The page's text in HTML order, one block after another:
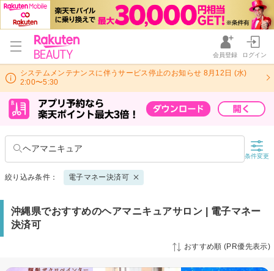
会員登録 ログイン
システムメンテナンスに伴うサービス停止のお知らせ 8月12日 (水)
2:00〜5:30
ヘアマニキュア
条件変更
絞り込み条件： 電子マネー決済可
沖縄県でおすすめのヘアマニキュアサロン | 電子マネー
決済可
おすすめ順 (PR優先表示)